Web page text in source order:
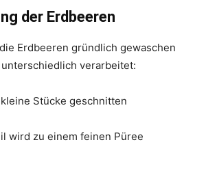
der Erdbeeren
Erdbeeren gründlich gewaschen
verarbeitet:
Stücke geschnitten
wird zu einem feinen Püree